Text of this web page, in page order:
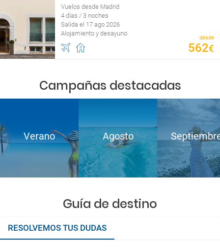
Vuelos desde Madrid
4 días / 3 noches
Salida el 17 ago 2026
Alojamiento y desayuno
desde
562€
Campañas destacadas
Verano Agosto
Guía de destino
RESOLVEMOS TUS DUDAS